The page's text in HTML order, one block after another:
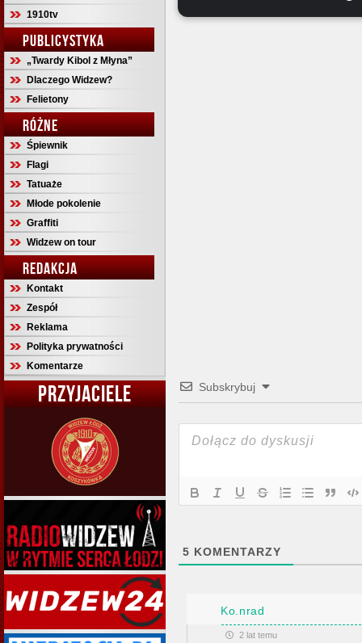
1910tv
PUBLICYSTYKA
„Twardy Kibol z Młyna”
Dlaczego Widzew?
Felietony
RÓŻNE
Śpiewnik
Flagi
Tatuaże
Młode pokolenie
Graffiti
Widzew on tour
REDAKCJA
Kontakt
Zespół
Reklama
Polityka prywatności
Komentarze
PRZYJACIELE Subskrybuj
5 KOMENTARZY
Ko.nrad
2 lat temu